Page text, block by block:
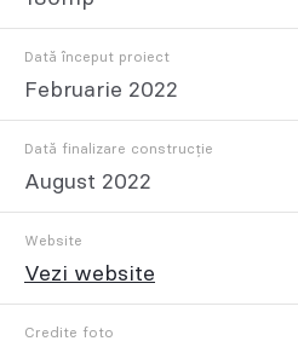
Dată început proiect
Februarie 2022
Dată finalizare construcție
August 2022
Website
Vezi website
Credite foto